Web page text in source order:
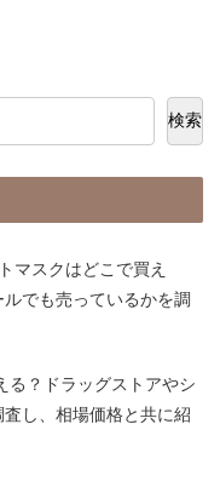
検索
マスクはどこで買え
でも売っているかを調
る？ドラッグストアやシ
し、相場価格と共に紹